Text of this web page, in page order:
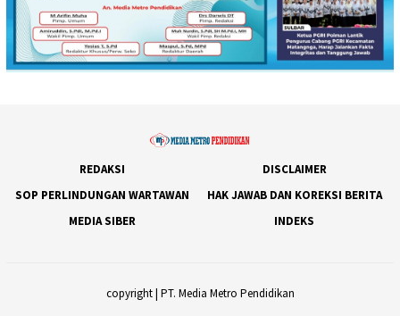
REDAKSI
DISCLAIMER
SOP PERLINDUNGAN WARTAWAN
HAK JAWAB DAN KOREKSI BERITA
MEDIA SIBER
INDEKS
copyright | PT. Media Metro Pendidikan